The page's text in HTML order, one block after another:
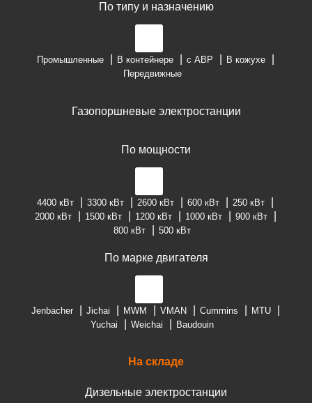
По типу и назначению
Промышленные В контейнере с АВР
В кожухе
Передвижные
Газопоршневые электростанции
По мощности
4400 кВт 3300 кВт 2600 кВт 600 кВт
250 кВт
2000 кВт
1500 кВт 1200 кВт 1000 кВт
900 кВт
800 кВт
500 кВт
По марке двигателя
Jenbacher Jichai MWM VMAN Cummins
MTU
Yuchai
Weichai Baudouin
На складе
Дизельные электростанции